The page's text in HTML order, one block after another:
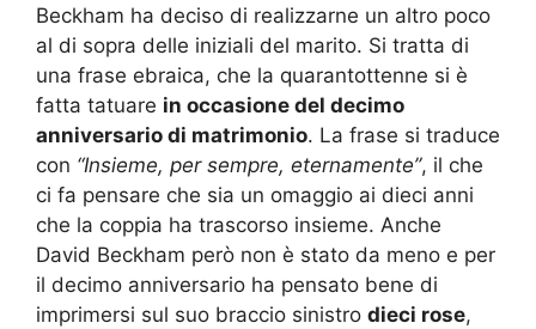
Beckham ha deciso di realizzarne un altro poco
al di sopra delle iniziali del marito. Si tratta di
una frase ebraica, che la quarantottenne si è
fatta tatuare in occasione del decimo
anniversario di matrimonio. La frase si traduce
con “Insieme, per sempre, eternamente”, il che
ci fa pensare che sia un omaggio ai dieci anni
che la coppia ha trascorso insieme. Anche
David Beckham però non è stato da meno e per
il decimo anniversario ha pensato bene di
imprimersi sul suo braccio sinistro dieci rose,